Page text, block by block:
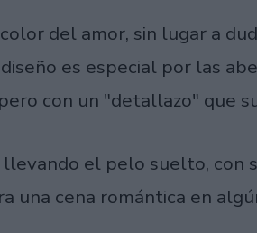
del amor, sin lugar a
es especial por las
con un "detallazo" que
el pelo suelto, con
una cena romántica en